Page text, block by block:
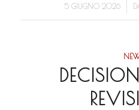
5 GIUGNO 2026
/